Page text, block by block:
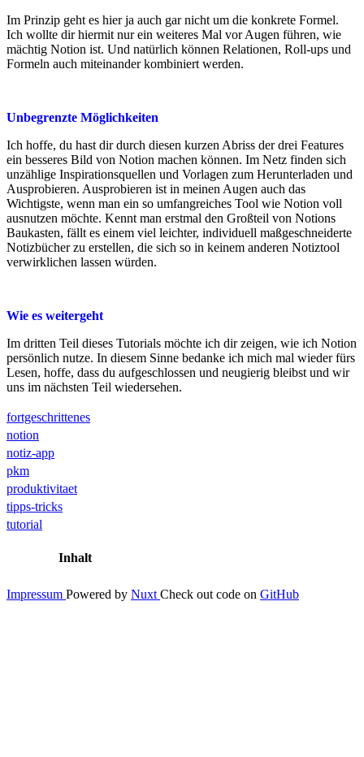
Im Prinzip geht es hier ja auch gar nicht um die konkrete Formel.
Ich wollte dir hiermit nur ein weiteres Mal vor Augen führen, wie
mächtig Notion ist. Und natürlich können Relationen, Roll-ups und
Formeln auch miteinander kombiniert werden.
Unbegrenzte Möglichkeiten
Ich hoffe, du hast dir durch diesen kurzen Abriss der drei Features
ein besseres Bild von Notion machen können. Im Netz finden sich
unzählige Inspirationsquellen und Vorlagen zum Herunterladen und
Ausprobieren. Ausprobieren ist in meinen Augen auch das
Wichtigste, wenn man ein so umfangreiches Tool wie Notion voll
ausnutzen möchte. Kennt man erstmal den Großteil von Notions
Baukasten, fällt es einem viel leichter, individuell maßgeschneiderte
Notizbücher zu erstellen, die sich so in keinem anderen Notiztool
verwirklichen lassen würden.
Wie es weitergeht
Im dritten Teil dieses Tutorials möchte ich dir zeigen, wie ich Notion
persönlich nutze. In diesem Sinne bedanke ich mich mal wieder fürs
Lesen, hoffe, dass du aufgeschlossen und neugierig bleibst und wir
uns im nächsten Teil wiedersehen.
fortgeschrittenes
notion
notiz-app
pkm
produktivitaet
tipps-tricks
tutorial
Inhalt
Impressum Powered by Nuxt Check out code on GitHub